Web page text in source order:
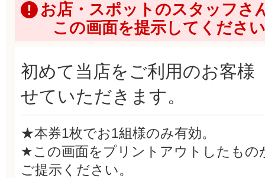
お店・スポットのスタッフさ
この画面を提示してください
初めて当店をご利用のお客
せていただきます。
★本券1枚でお1組様のみ有効。
★この画面をプリントアウトしたもの
ご提示ください。